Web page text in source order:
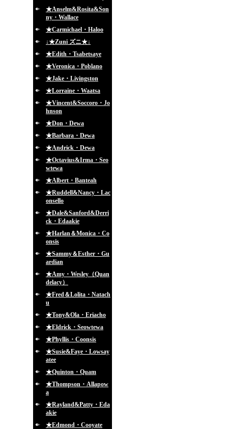
★Anselm&Rosita&Son
ny・Wallace
★Carmichael・Haloo
↓★Zuni ズニ★↓
★Edith・Tsabetsaye
★Veronica・Poblano
★Jake・Livingston
★Lorraine・Waatsa
★Vincent&Soccoro・Jo
hnson
★Don・Dewa
★Barbara・Dewa
★Andrick・Dewa
★Octavius&Irma・Seo
wtewa
★Albert・Banteah
★Ruddell&Nancy・Lac
onsello
★Dale&Sanford&Derri
ck・Edaakie
★Harlan＆Monica・Co
onsis
★Sammy＆Esther・Gu
ardian
★Amy・Wesley（Quan
delacy）
★Fred＆Lolita・Natach
u
★Tony&Ola・Eriacho
★Eldrick・Seowtewa
★Phyllis・Coonsis
★Susie&Faye・Lowsay
atee
★Quinton・Quam
★Thompson・Allapow
a
★Rayland&Patty・Eda
akie
★Edmond・Cooyate